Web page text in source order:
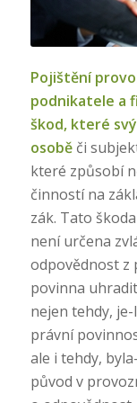
Pojištění
podnikatele a
škod, které
osoběči
které způsobí
činností na
zák. Tato
není určena
odpovědnost z
povinna
nejen tehdy,
právní
ale i tehdy,
původ v